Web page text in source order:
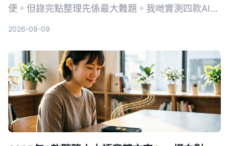
便。但錄完點整理先係最大難題。我哋實測四款AI語
知識。
2026-08-09